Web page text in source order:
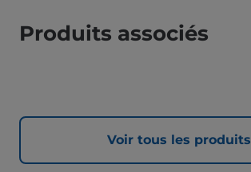
Produits associés
Voir tous les produits